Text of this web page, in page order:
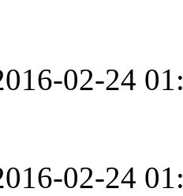
02-24
02-24